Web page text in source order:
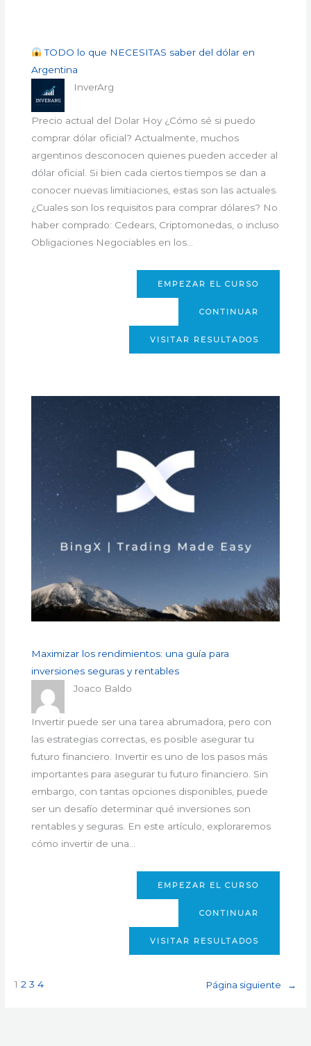
TODO lo que NECESITAS saber del dólar en
Argentina
InverArg
Precio actual del Dolar Hoy ¿Cómo sé si puedo
comprar dólar oficial? Actualmente, muchos
argentinos desconocen quienes pueden acceder al
dólar oficial. Si bien cada ciertos tiempos se dan a
conocer nuevas limitiaciones, estas son las actuales.
¿Cuales son los requisitos para comprar dólares? No
haber comprado: Cedears, Criptomonedas, o incluso
Obligaciones Negociables en los…
EMPEZAR EL CURSO
CONTINUAR
VISITAR RESULTADOS
Maximizar los rendimientos: una guía para
inversiones seguras y rentables
Joaco Baldo
Invertir puede ser una tarea abrumadora, pero con
las estrategias correctas, es posible asegurar tu
futuro financiero. Invertir es uno de los pasos más
importantes para asegurar tu futuro financiero. Sin
embargo, con tantas opciones disponibles, puede
ser un desafío determinar qué inversiones son
rentables y seguras. En este artículo, exploraremos
cómo invertir de una…
EMPEZAR EL CURSO
CONTINUAR
VISITAR RESULTADOS
1 2 3 4 Página siguiente →